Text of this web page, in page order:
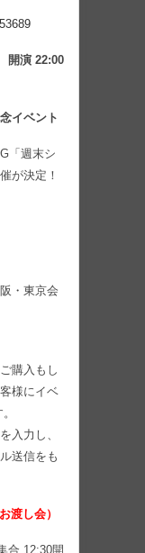
開演 22:00
イベント
「週末シ
が決定！
・東京会
購入もし
様にイベ
入力し、
送信をも
渡し会）
12:30開